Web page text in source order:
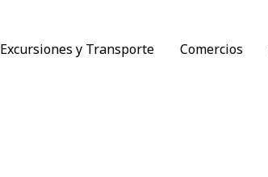
Excursiones y Transporte Comercios